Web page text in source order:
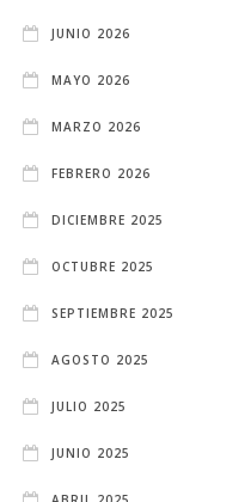
JUNIO 2026
MAYO 2026
MARZO 2026
FEBRERO 2026
DICIEMBRE 2025
OCTUBRE 2025
SEPTIEMBRE 2025
AGOSTO 2025
JULIO 2025
JUNIO 2025